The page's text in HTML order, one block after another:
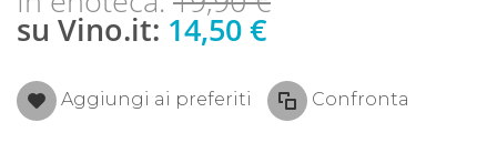
su Vino.it: 14,50 €
Aggiungi ai preferiti Confronta